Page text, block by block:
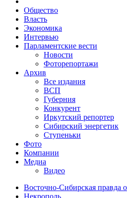
Общество
Власть
Экономика
Интервью
Парламентские вести
Новости
Фоторепортажи
Архив
Все издания
ВСП
Губерния
Конкурент
Иркутский репортер
Сибирский энергетик
Ступеньки
Фото
Компании
Медиа
Видео
Восточно-Сибирская правда
Некрополь